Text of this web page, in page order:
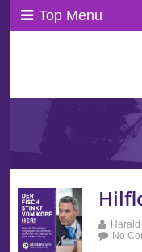
Top Menu
No